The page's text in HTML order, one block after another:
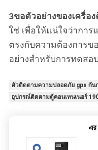
3ขอตัวอย่างของเครื่อ
ใช่ เพื่อให้แน่ใจว่ากา
ตรงกับความต้องการข
อย่างสําหรับการทดสอบ
ตัวติดตามความปลอดภัย gps กัน
อุปกรณ์ติดตามตู้คอนเทนเนอร์
এর